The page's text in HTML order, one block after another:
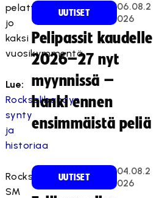
pelattu
jo
kaksi
vuosikymmentä.
Lue:
Rocksalibandyn
synty
ja
historiaa
Rocksalibandyn
SM
UUTISET
06.08.2
026
Pelipassit kaudelle
2026–27 nyt
myynnissä –
hanki ennen
ensimmäistä peliä
UUTISET
04.08.2
026